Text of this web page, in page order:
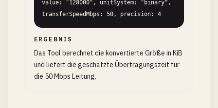
value: "128000", unitSystem: "binary",
transferSpeedMbps: 50, precision: 4
ERGEBNIS
Das Tool berechnet die konvertierte Größe in KiB
und liefert die geschätzte Übertragungszeit für
die 50 Mbps Leitung.